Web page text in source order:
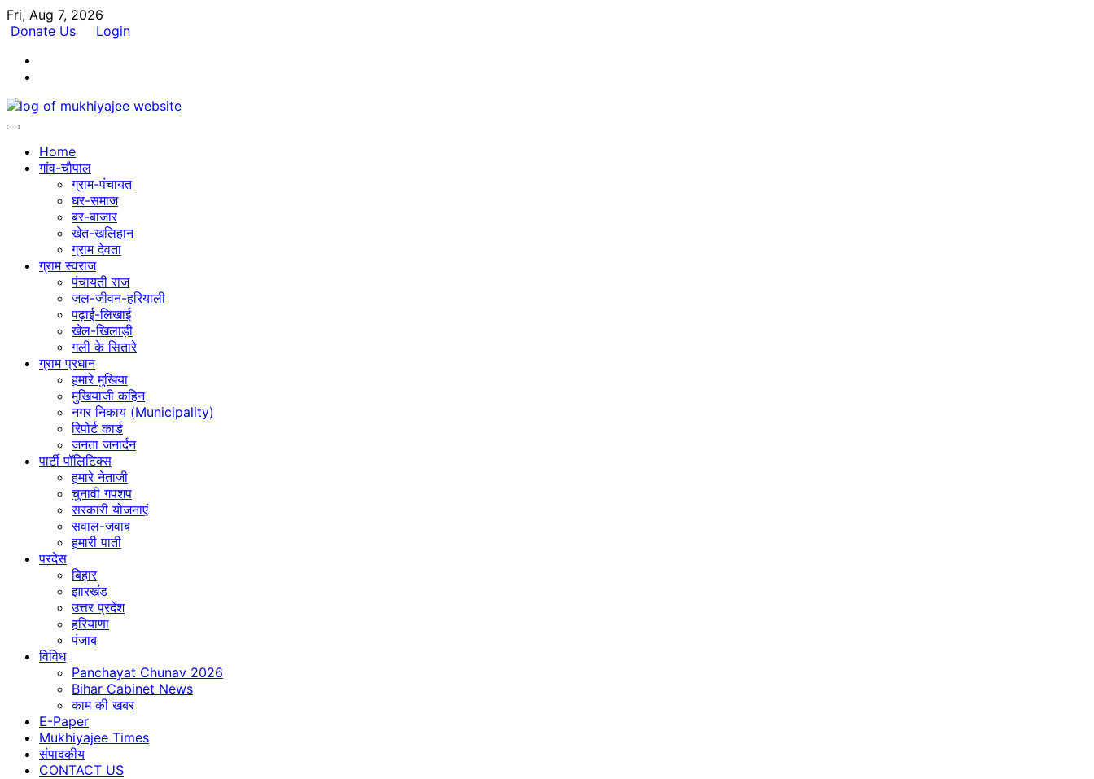
Skip
to
Fri, Aug 7, 2026
Donate Us
Login
Home
गांव-चौपाल
ग्राम-पंचायत
घर-समाज
बर-बाजार
खेत-खलिहान
ग्राम देवता
ग्राम स्वराज
पंचायती राज
जल-जीवन-हरियाली
पढ़ाई-लिखाई
खेल-खिलाड़ी
गली के सितारे
ग्राम प्रधान
हमारे मुखिया
मुखियाजी कहिन
नगर निकाय (Municipality)
रिपोर्ट कार्ड
जनता जनार्दन
पार्टी पॉलिटिक्स
हमारे नेताजी
चुनावी गपशप
सरकारी योजनाएं
सवाल-जवाब
हमारी पाती
परदेस
बिहार
झारखंड
उत्तर प्रदेश
हरियाणा
पंजाब
विविध
Panchayat Chunav 2026
Bihar Cabinet News
काम की खबर
E-Paper
Mukhiyajee Times
संपादकीय
CONTACT US